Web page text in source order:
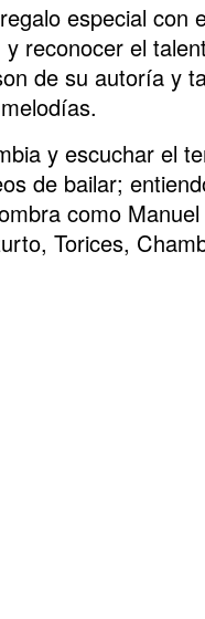
especial con
reconocer el
de su autoría y
y escuchar el
de bailar;
como
Torices,